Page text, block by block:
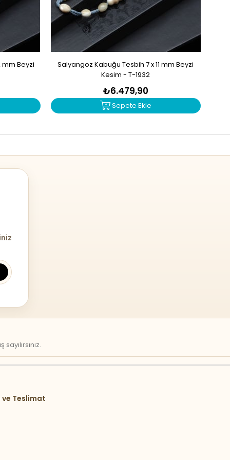
mm Beyzi
Salyangoz Kabuğu Tesbih 7 x 11 mm Beyzi
Kesim - T-1932
₺6.479,90
Sepete Ekle
ve Teslimat